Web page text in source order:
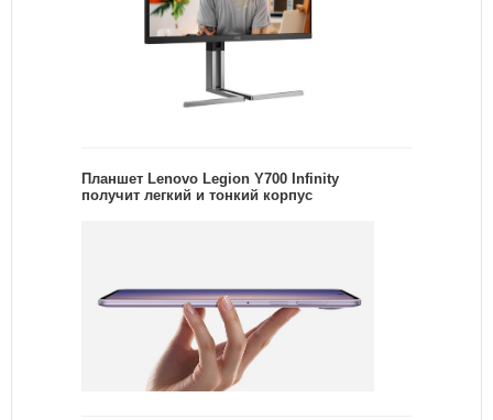
Планшет Lenovo Legion Y700 Infinity
получит легкий и тонкий корпус